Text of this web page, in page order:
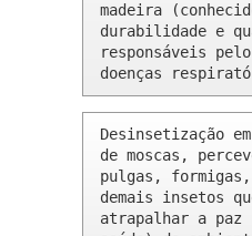
madeira
durabilidade e
responsáveis
doenças
Desinsetização
de moscas,
pulgas,
demais insetos
atrapalhar a